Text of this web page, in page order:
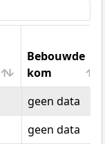
Bebouwde
kom
Bebouwde
kom
geen data
geen data